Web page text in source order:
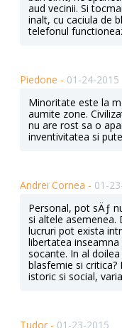
aud vecinii. Si
inalt, cu caciula de
telefonul
Piedone - 01-24-2015
Minoritate este la
aumite zone.
nu are rost sa o
inventivitatea si
Andrei Cornea - 01-
Personal, pot sÄƒ
si altele asemenea.
lucruri pot exista
libertatea
socante. In al
blasfemie si
istoric si social,
Tudor - 01-23-2015